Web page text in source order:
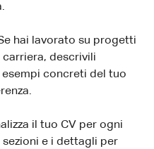
hai lavorato su progetti
descrivili
concreti del tuo
il tuo CV per ogni
e i dettagli per